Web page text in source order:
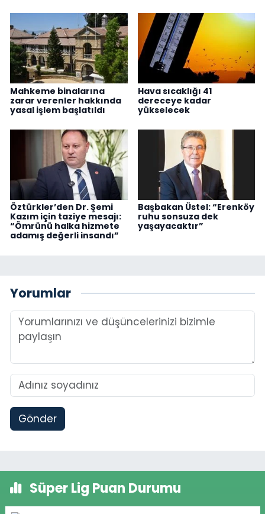
Mahkeme binalarına
zarar verenler hakkında
yasal işlem başlatıldı
Hava sıcaklığı 41
dereceye kadar
yükselecek
Öztürkler’den Dr. Şemi
Kazım için taziye mesajı:
“Ömrünü halka hizmete
adamış değerli insandı”
Başbakan Üstel: “Erenköy
ruhu sonsuza dek
yaşayacaktır”
Yorumlar
Gönder
Süper Lig Puan Durumu